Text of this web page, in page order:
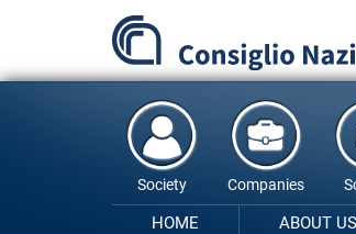
content
Society Companies
HOME ABOUT US